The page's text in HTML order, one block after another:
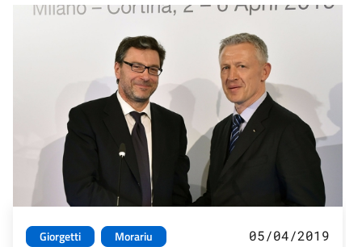
Giorgetti
Morariu
05/04/2019